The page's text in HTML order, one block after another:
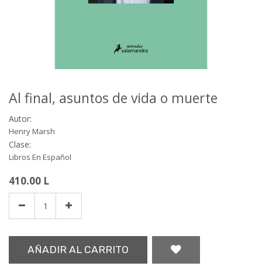
Al final, asuntos de vida o muerte
Autor:
Henry Marsh
Clase:
Libros En Español
410.00 L
AÑADIR AL CARRITO